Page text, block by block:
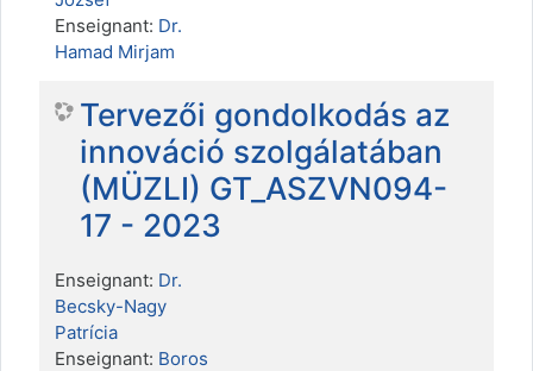
Enseignant: Dr.
Hamad Mirjam
Tervezői gondolkodás az
innováció szolgálatában
(MÜZLI) GT_ASZVN094-
17 - 2023
Enseignant: Dr.
Becsky-Nagy
Patrícia
Enseignant: Boros